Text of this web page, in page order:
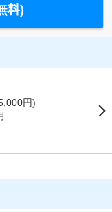
料)
円)